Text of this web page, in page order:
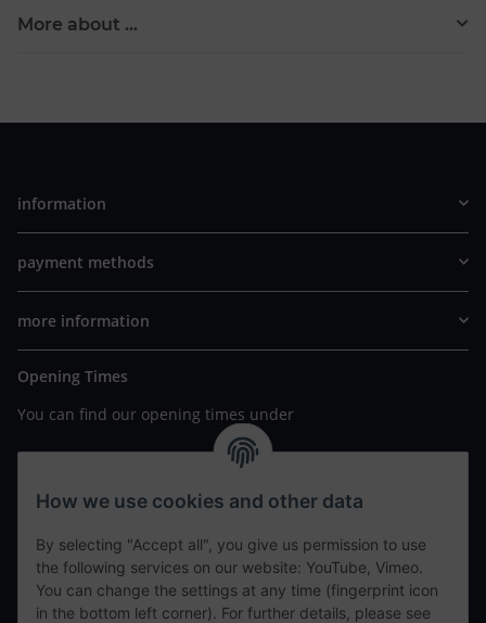
More about ...
information
payment methods
more information
Opening Times
You can find our opening times under
https://www.wannavapor.de/Filialen
your personal site
contact details
tweet
How we use cookies and other data
By selecting "Accept all", you give us permission to use
the following services on our website: YouTube, Vimeo.
You can change the settings at any time (fingerprint icon
in the bottom left corner). For further details, please see